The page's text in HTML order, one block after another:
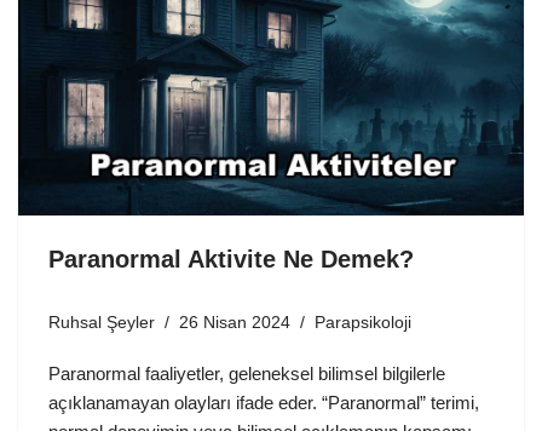
Paranormal Aktivite Ne Demek?
Ruhsal Şeyler 26 Nisan 2024 Parapsikoloji
Paranormal faaliyetler, geleneksel bilimsel bilgilerle
açıklanamayan olayları ifade eder. “Paranormal” terimi,